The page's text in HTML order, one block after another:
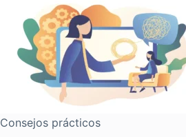
Consejos prácticos